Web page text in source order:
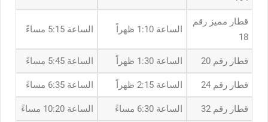
قطار مميز رقم
18
الساعة 1:10 ظهراً الساعة 5:15 مساءً
قطار رقم 20 الساعة 1:30 ظهراً الساعة 5:45 مساءً
قطار رقم 24 الساعة 2:15 ظهراً الساعة 6:35 مساءً
قطار رقم 32 الساعة 6:30 مساءً الساعة 10:20 مساءً